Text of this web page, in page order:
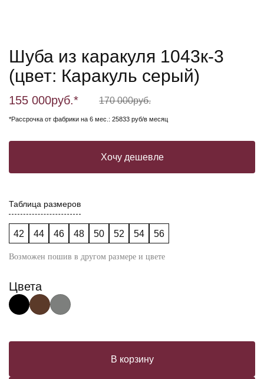
Шуба из каракуля 1043к-3
(цвет: Каракуль серый)
155 000руб.* 170 000руб.
*Рассрочка от фабрики на 6 мес.: 25833 руб/в месяц
Хочу дешевле
Таблица размеров
42 44 46 48 50 52 54 56
Возможен пошив в другом размере и цвете
Цвета
В корзину